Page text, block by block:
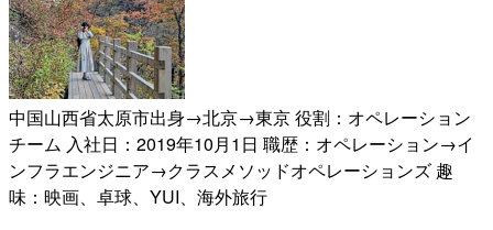
中国山西省太原市出身→北京→東京 役割：オペレーション
チーム 入社日：2019年10月1日 職歴：オペレーション→イ
ンフラエンジニア→クラスメソッドオペレーションズ 趣
味：映画、卓球、YUI、海外旅行